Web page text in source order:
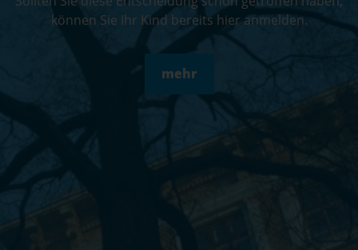
stehen wir Ihnen gern bei allfälligen Fragen zu